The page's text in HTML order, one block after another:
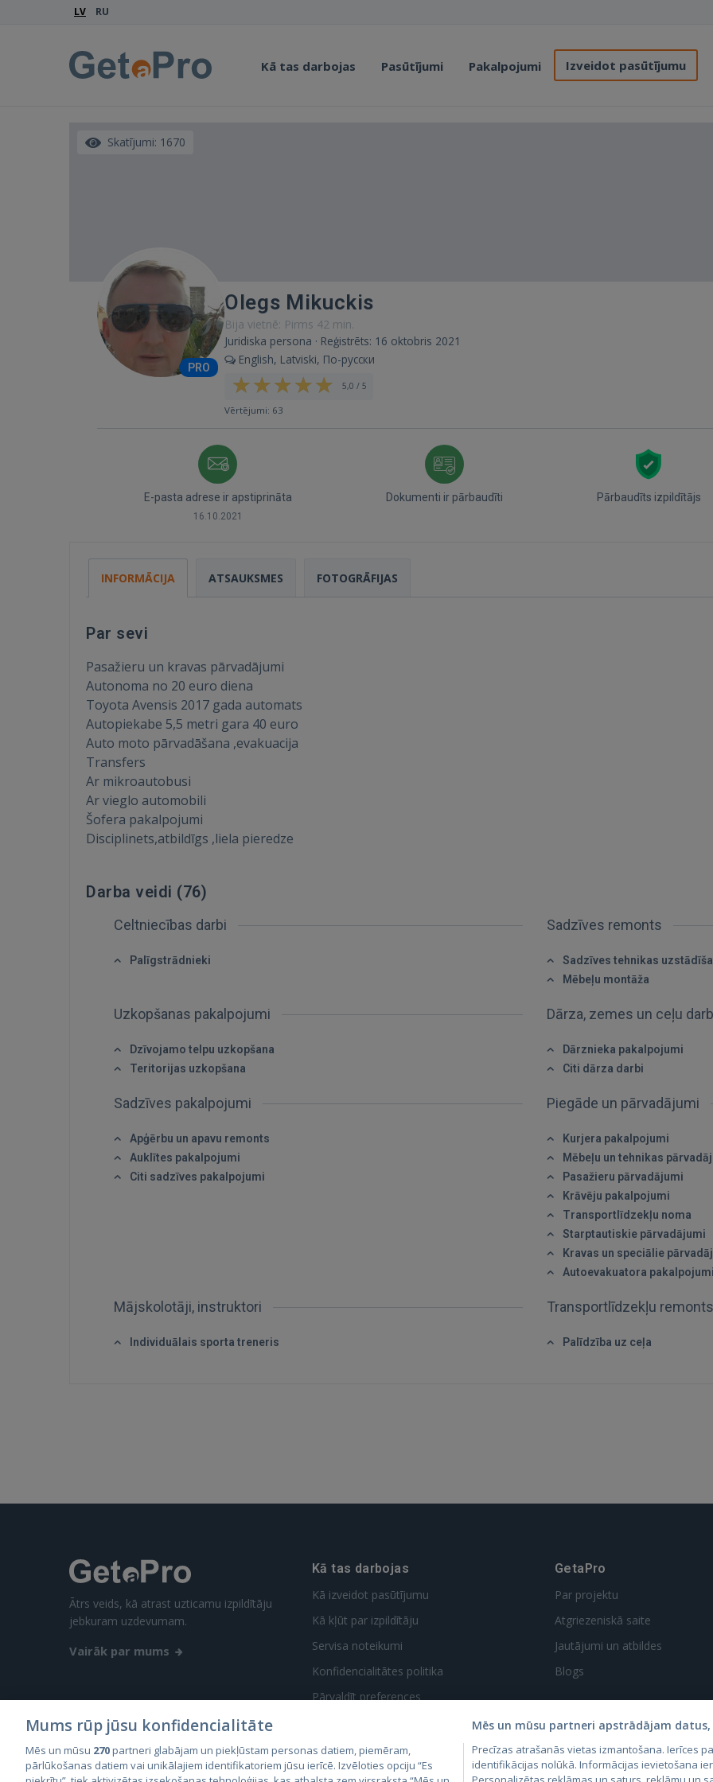
LV RU
Kā tas darbojas Pasūtījumi Pakalpojumi Izveidot pasūtījumu
FACEBOOK
 Sign in with Apple
Vēl neesat reģistrējies?
Skatījumi: 1670
PRO
Olegs Mikuckis
Bija vietnē: Pirms 42 min.
Juridiska persona · Reģistrēts: 16 oktobris 2021
English, Latviski, По-русски
5,0 / 5
Vērtējumi: 63
E-pasta adrese ir apstiprināta
16.10.2021
Dokumenti ir pārbaudīti Pārbaudīts izpildītājs
INFORMĀCIJA ATSAUKSMES FOTOGRĀFIJAS
Par sevi
Pasažieru un kravas pārvadājumi
Autonoma no 20 euro diena
Toyota Avensis 2017 gada automats
Autopiekabe 5,5 metri gara 40 euro
Auto moto pārvadāšana ,evakuacija
Transfers
Ar mikroautobusi
Ar vieglo automobili
Šofera pakalpojumi
Disciplinets,atbildīgs ,liela pieredze
Darba veidi (76)
Celtniecības darbi
Palīgstrādnieki
Sadzīves remonts
Sadzīves tehnikas
Mēbeļu montāža
Uzkopšanas pakalpojumi
Dzīvojamo telpu uzkopšana
Teritorijas uzkopšana
Dārza, zemes un ceļu
Dārznieka pakalpojumi
Citi dārza darbi
Sadzīves pakalpojumi
Apģērbu un apavu remonts
Auklītes pakalpojumi
Citi sadzīves pakalpojumi
Piegāde un pārvadājumi
Kurjera pakalpojumi
Mēbeļu un tehnikas
Pasažieru pārvadājumi
Krāvēju pakalpojumi
Transportlīdzekļu noma
Starptautiskie pārvadājumi
Kravas un speciālie
Autoevakuatora pakalpojumi
Mājskolotāji, instruktori
Individuālais sporta treneris
Transportlīdzekļu remonts
Palīdzība uz ceļa
Ātrs veids, kā atrast uzticamu izpildītāju
jebkuram uzdevumam.
Vairāk par mums
Kā tas darbojas
Kā izveidot pasūtījumu
Kā kļūt par izpildītāju
Servisa noteikumi
Konfidencialitātes politika
Pārvaldīt preferences
GetaPro
Par projektu
Atgriezeniskā saite
Jautājumi un atbildes
Blogs
Mums rūp jūsu konfidencialitāte
Mēs un mūsu 270partneri glabājam un piekļūstam personas datiem, piemēram,
pārlūkošanas datiem vai unikālajiem identifikatoriem jūsu ierīcē. Izvēloties opciju “Es
Mēs un mūsu partneri apstrādājam
Precīzas atrašanās vietas izmantošana. Ierīces
identifikācijas nolūkā. Informācijas ievietošana